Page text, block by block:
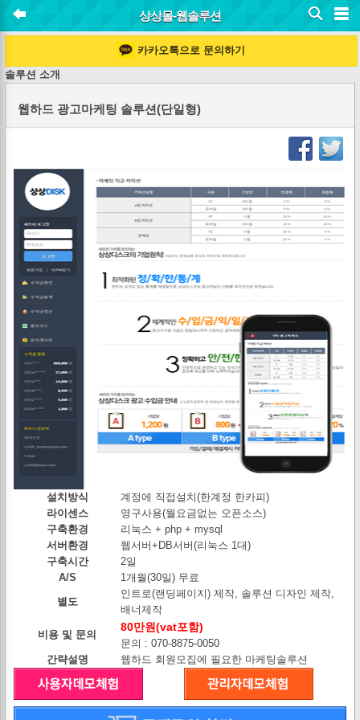
상상몰-웹솔루션
카카오톡으로 문의하기
솔루션 소개
웹하드 광고마케팅 솔루션(단일형)
설치방식
계정에 직접설치(한계정 한카피)
라이센스
영구사용(월요금없는 오픈소스)
구축환경
리눅스 + php + mysql
서버환경
웹서버+DB서버(리눅스 1대)
구축시간
2일
A/S
1개월(30일) 무료
별도
인트로(랜딩페이지) 제작, 솔루션 디자인 제작,
배너제작
비용 및 문의
80만원(vat포함)
문의 : 070-8875-0050
간략설명
웹하드 회원모집에 필요한 마케팅솔루션